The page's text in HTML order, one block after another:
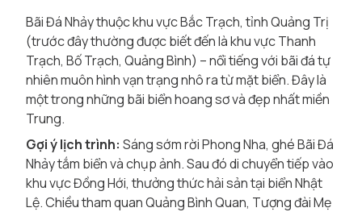
Bãi Đá Nhảy thuộc khu vực Bắc Trạch, tỉnh Quảng Trị
(trước đây thường được biết đến là khu vực Thanh
Trạch, Bố Trạch, Quảng Bình) – nổi tiếng với bãi đá tự
nhiên muôn hình vạn trạng nhô ra từ mặt biển. Đây là
một trong những bãi biển hoang sơ và đẹp nhất miền
Trung.
Gợi ý lịch trình: Sáng sớm rời Phong Nha, ghé Bãi Đá
Nhảy tắm biển và chụp ảnh. Sau đó di chuyển tiếp vào
khu vực Đồng Hới, thưởng thức hải sản tại biển Nhật
Lệ. Chiều tham quan Quảng Bình Quan, Tượng đài Mẹ